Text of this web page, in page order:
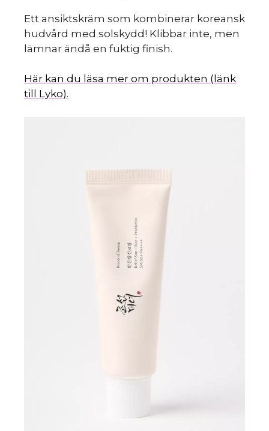
Ett ansiktskräm som kombinerar koreansk
hudvård med solskydd! Klibbar inte, men
lämnar ändå en fuktig finish.
Här kan du läsa mer om produkten (länk
till Lyko).